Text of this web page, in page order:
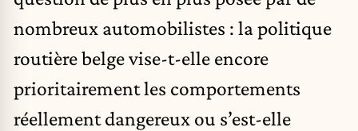
nombreux automobilistes : la politique
routière belge vise-t-elle encore
prioritairement les comportements
réellement dangereux ou s’est-elle